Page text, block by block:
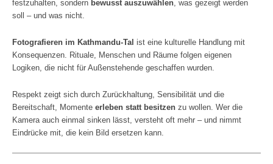
festzuhalten, sondern bewusst auszuwählen, was gezeigt werden
soll – und was nicht.
Fotografieren im Kathmandu-Tal ist eine kulturelle Handlung mit
Konsequenzen. Rituale, Menschen und Räume folgen eigenen
Logiken, die nicht für Außenstehende geschaffen wurden.
Respekt zeigt sich durch Zurückhaltung, Sensibilität und die
Bereitschaft, Momente erleben statt besitzen zu wollen. Wer die
Kamera auch einmal sinken lässt, versteht oft mehr – und nimmt
Eindrücke mit, die kein Bild ersetzen kann.